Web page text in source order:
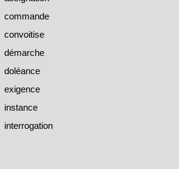
commande
convoitise
démarche
doléance
exigence
instance
interrogation